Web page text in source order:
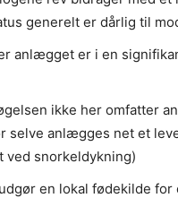
generelt er dårlig til
anlægget er i en
ikke her omfatter
selve anlægges net et
ved snorkeldykning)
en lokal fødekilde